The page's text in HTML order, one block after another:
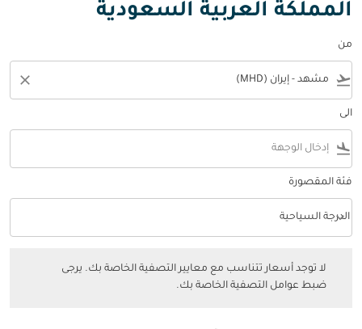
المملكة العربية السعودية
من
flight_takeoff
close
الى
flight_land
فئة المقصورة
فئة المقصورة option الدرجة السياحية Selected
الدرجة السياحية
keyboard_arrow_down
لا توجد أسعار تتناسب مع معايير التصفية الخاصة بك. يرجى
ضبط عوامل التصفية الخاصة بك.